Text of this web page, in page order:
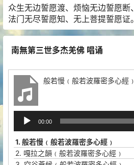
众生无边誓愿渡、烦恼无边誓愿断、
法门无尽誓愿知、无上菩提誓愿证。
南無第三世多杰羌佛 唱诵
般若慢﹙般若波羅密多心經﹚
播
放
器
00:00
1. 般若慢﹙般若波羅密多心經﹚
2. 嘎拉之韻﹙般若波羅密多心經﹚